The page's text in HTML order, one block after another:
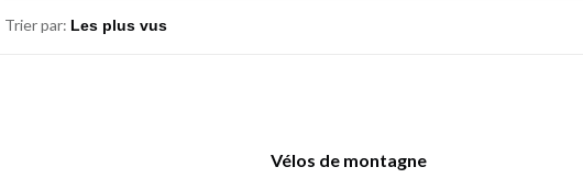
Trier par:
Vélos de montagne